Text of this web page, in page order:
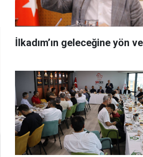
İlkadım’ın geleceğine yön